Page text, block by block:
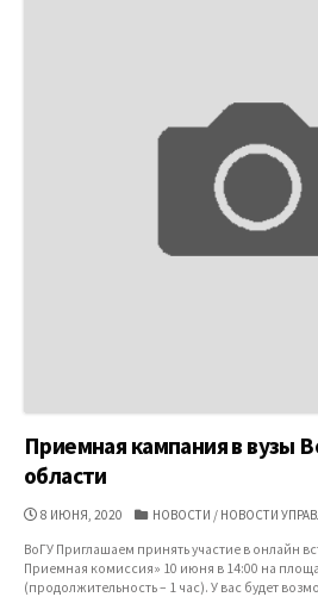
Приемная кампания в вузы
области
ДАТА
8 ИЮНЯ, 2020 КАТЕГОРИИ
НОВОСТИ / НОВОСТИ
ВоГУ Приглашаем принять участие в онлайн
Приемная комиссия» 10 июня в 14:00 на
(продолжительность – 1 час). У вас будет